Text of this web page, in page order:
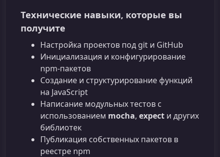
Технические навыки, которые вы
получите
Настройка проектов под git и GitHub
Инициализация и конфигурирование
npm-пакетов
Создание и структурирование функций
на JavaScript
Написание модульных тестов с
использованием mocha, expect и других
библиотек
Публикация собственных пакетов в
реестре npm